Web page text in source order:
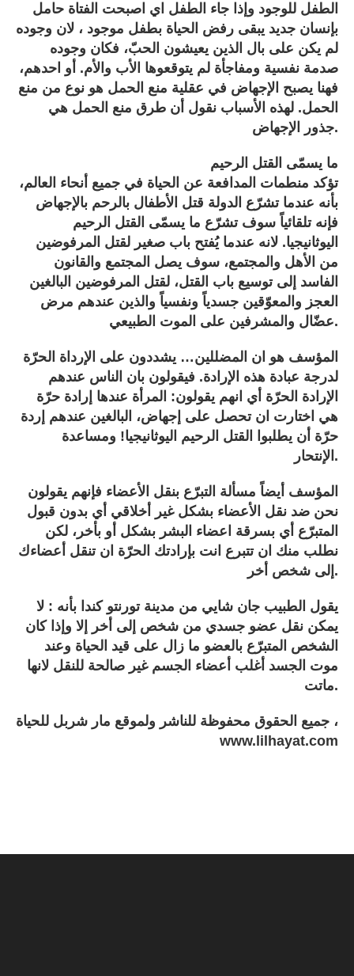
الطفل للوجود وإذا جاء الطفل اي اصبحت الفتاة حامل
بإنسان جديد يبقى رفض الحياة بطفل موجود ، لان وجوده
لم يكن على بال الذين يعيشون الحبّ، فكان وجوده
صدمة نفسية ومفاجأة لم يتوقعوها الأب والأم. أو احدهم،
فهنا يصبح الإجهاض في عقلية منع الحمل هو نوع من منع
الحمل. لهذه الأسباب نقول أن طرق منع الحمل هي
جذور الإجهاض.
ما يسمّى القتل الرحيم
تؤكد منطمات المدافعة عن الحياة في جميع أنحاء العالم،
بأنه عندما تشرّع الدولة قتل الأطفال بالرحم بالإجهاض
فإنه تلقائياً سوف تشرّع ما يسمّى القتل الرحيم
اليوثانيجيا. لانه عندما يُفتح باب صغير لقتل المرفوضين
من الأهل والمجتمع، سوف يصل المجتمع والقانون
الفاسد إلى توسيع باب القتل، لقتل المرفوضين البالغين
العجز والمعوّقين جسدياً ونفسياً والذين عندهم مرض
عضّال والمشرفين على الموت الطبيعي.
المؤسف هو ان المضللين… يشددون على الإرداة الحرّة
لدرجة عبادة هذه الإرادة. فيقولون بان الناس عندهم
الإرادة الحرّة أي انهم يقولون: المرأة عندها إرادة حرّة
هي اختارت ان تحصل على إجهاض، البالغين عندهم إردة
حرّة أن يطلبوا القتل الرحيم اليوثانيجيا! ومساعدة
الإنتحار.
المؤسف أيضاً مسألة التبرّع بنقل الأعضاء فإنهم يقولون
نحن ضد نقل الأعضاء بشكل غير أخلاقي أي بدون قبول
المتبرّع أي بسرقة اعضاء البشر بشكل أو بأخر، لكن
نطلب منك ان تتبرع انت بإرادتك الحرّة ان تنقل أعضاءك
إلى شخص أخر.
يقول الطبيب جان شايي من مدينة تورنتو كندا بأنه : لا
يمكن نقل عضو جسدي من شخص إلى أخر إلا وإذا كان
الشخص المتبرّع بالعضو ما زال على قيد الحياة وعند
موت الجسد أغلب أعضاء الجسم غير صالحة للنقل لانها
ماتت.
جميع الحقوق محفوظة للناشر ولموقع مار شربل للحياة ،
www.lilhayat.com